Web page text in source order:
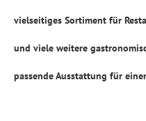
vielseitiges Sortiment für
und viele weitere
passende Ausstattung für